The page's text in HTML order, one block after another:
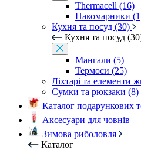
Thermacell (16)
Накомарники
Кухня та посуд (30)
Кухня та посуд
Мангали (5)
Термоси (25)
Ліхтарі та елементи
Сумки та рюкзаки (8)
Каталог подарункових
Аксесуари для човнів
Зимова риболовля
Каталог